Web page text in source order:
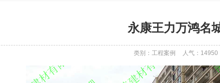
永康王力万鸿名
类别：工程案例 人气： 14950